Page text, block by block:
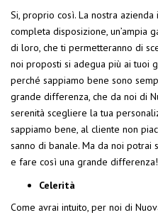
Si, proprio così. La nostra
completa disposizione, un’ampia
di loro, che ti permetteranno di
noi proposti si adegua più ai tuoi
perché sappiamo bene sono
grande differenza, che da noi di
serenità scegliere la tua
sappiamo bene, al cliente non
sanno di banale. Ma da noi
e fare così una grande differenza!
Celerità
Come avrai intuito, per noi di